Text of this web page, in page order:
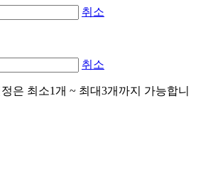
취소
취소
은 최소1개 ~ 최대3개까지 가능합니